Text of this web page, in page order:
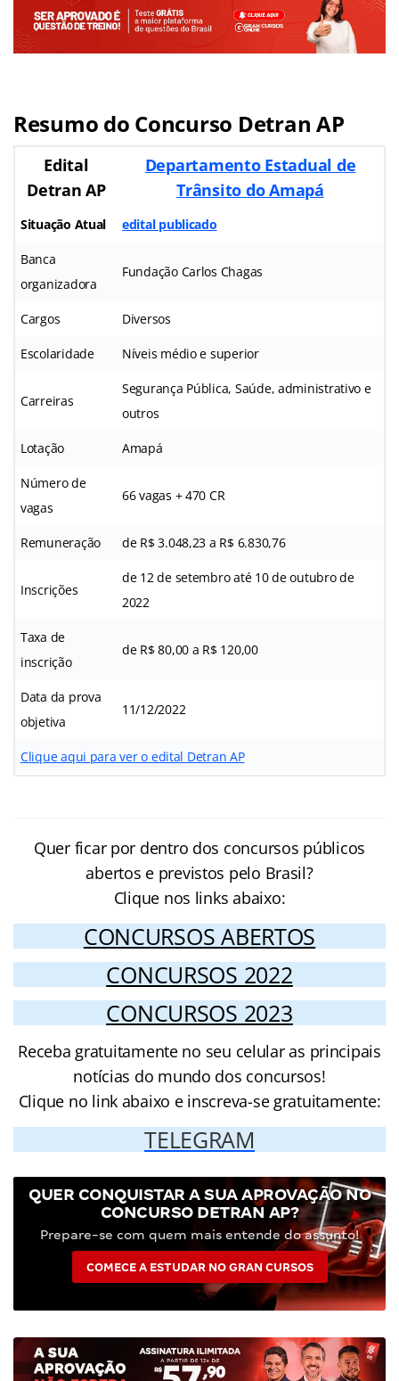
Resumo do Concurso Detran AP
Edital
Detran AP
Departamento Estadual de
Trânsito do Amapá
Situação Atual edital publicado
Banca
organizadora
Fundação Carlos Chagas
Cargos Diversos
Escolaridade Níveis médio e superior
Carreiras
Segurança Pública, Saúde, administrativo e
outros
Lotação Amapá
Número de
vagas
66 vagas + 470 CR
Remuneração de R$ 3.048,23 a R$ 6.830,76
Inscrições
de 12 de setembro até 10 de outubro de
2022
Taxa de
inscrição
de R$ 80,00 a R$ 120,00
Data da prova
objetiva
11/12/2022
Clique aqui para ver o edital Detran AP
Quer ficar por dentro dos concursos públicos
abertos e previstos pelo Brasil?
Clique nos links abaixo:
CONCURSOS ABERTOS
CONCURSOS 2022
CONCURSOS 2023
Receba gratuitamente no seu celular as principais
notícias do mundo dos concursos!
Clique no link abaixo e inscreva-se gratuitamente:
TELEGRAM
QUER CONQUISTAR A SUA APROVAÇÃO NO
CONCURSO DETRAN AP?
Prepare-se com quem mais entende do assunto!
COMECE A ESTUDAR NO GRAN CURSOS